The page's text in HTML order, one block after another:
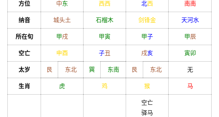
方位 中东 西西 北西 南南
纳音 城头土 石榴木 剑锋金 天河水
所在旬 甲戌 甲寅 甲子 甲辰
空亡 申酉 子丑 戌亥 寅卯
太岁 艮 东北 巽 东南 艮 东北 无
生肖 虎 鸡 猴 马
空亡
驿马